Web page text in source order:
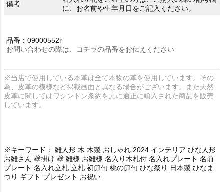
備考
に、お名前や生年月日をご記入ください。
品番：09000552r
お問い合わせの際は、コチラの品番をお伝えください
※当店で使用している本革は全て本物の革を使用しています。その
為、皮革の模様など掲載画面と異なる場合がございます。また天然
皮革に関してはワシントン条約を元に適正に輸入された商品を販売
しています。
※キーワード： 雛人形 木 木製 おしゃれ 2024 インテリア ひな人形
お雛さん 壁掛け 壁 雛様 お雛様 名入り木札付 名入れプレート 名前
プレート 名入れ立札 立札 初節句 桃の節句 ひな祭り 日本製 ひなま
つり ギフト プレゼント お祝い